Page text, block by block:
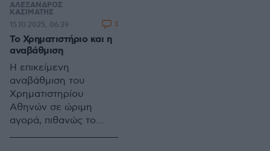
ΑΛΕΞΑΝΔΡΟΣ
ΚΑΣΙΜΑΤΗΣ
Το Χρηματιστήριο και η
αναβάθμιση
Η επικείμενη
αναβάθμιση του
Χρηματιστηρίου
Αθηνών σε ώριμη
αγορά, πιθανώς το
15.10.2025, 06:39 3